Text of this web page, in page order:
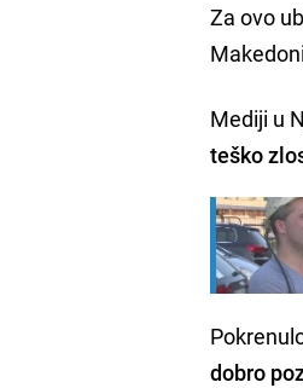
Za ovo
Mediji u
teško
dobro